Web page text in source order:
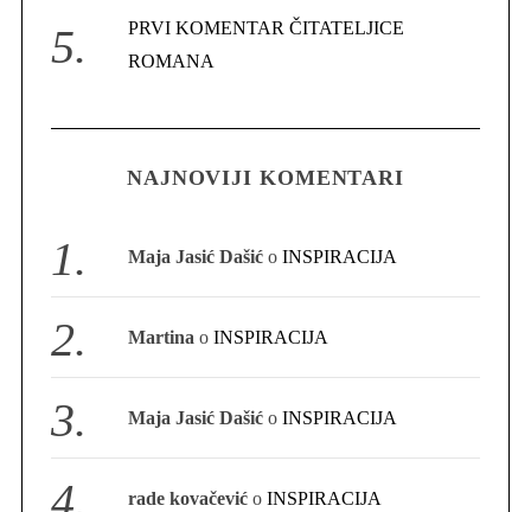
PRVI KOMENTAR ČITATELJICE
ROMANA
NAJNOVIJI KOMENTARI
Maja Jasić Dašić oINSPIRACIJA
Martina oINSPIRACIJA
Maja Jasić Dašić oINSPIRACIJA
rade kovačević oINSPIRACIJA
f
: